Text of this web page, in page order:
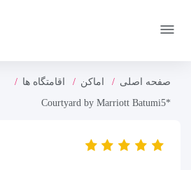
صفحه اصلی اماکن
اقامتگاه ها
*Courtyard by Marriott Batumi5